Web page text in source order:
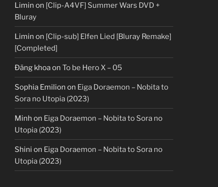
Limin on [Clip-A4VF] Summer Wars DVD +
Bluray
Limin on [Clip-sub] Elfen Lied [Bluray Remake]
[Completed]
Đăng khoaon To be Hero X – 05
Sophia Emilion on Eiga Doraemon – Nobita to
Sora no Utopia (2023)
Minh on Eiga Doraemon – Nobita to Sora no
Utopia (2023)
Shini on Eiga Doraemon – Nobita to Sora no
Utopia (2023)